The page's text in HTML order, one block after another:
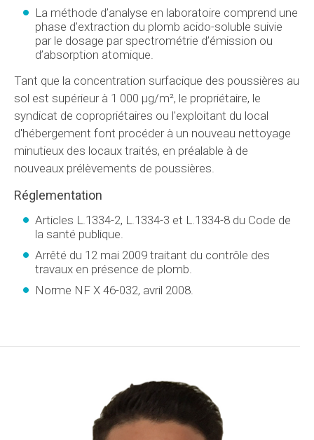
La méthode d’analyse en laboratoire comprend une
phase d’extraction du plomb acido-soluble suivie
par le dosage par spectrométrie d’émission ou
d’absorption atomique.
Tant que la concentration surfacique des poussières au
sol est supérieur à 1 000 µg/m², le propriétaire, le
syndicat de copropriétaires ou l'exploitant du local
d'hébergement font procéder à un nouveau nettoyage
minutieux des locaux traités, en préalable à de
nouveaux prélèvements de poussières.
Réglementation
Articles L.1334-2, L.1334-3 et L.1334-8 du Code de
la santé publique.
Arrêté du 12 mai 2009 traitant du contrôle des
travaux en présence de plomb.
Norme NF X 46-032, avril 2008.